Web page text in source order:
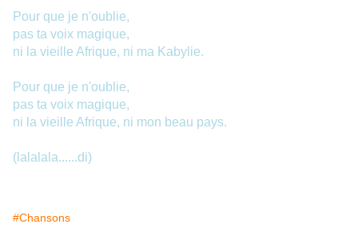
Pour que je n'oublie,
pas ta voix magique,
ni la vieille Afrique, ni ma Kabylie.
Pour que je n'oublie,
pas ta voix magique,
ni la vieille Afrique, ni mon beau pays.
(lalalala......di)
#Chansons